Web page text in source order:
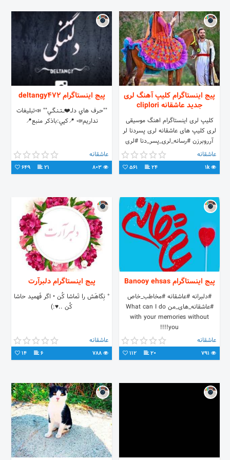
پیج اینستاگرام کلیپ آهنگ لری
جدید عاشقانه cliplori
کلیپ لری اینستاگرام اهنگ موسیقی
لری کلیپ های عاشقانه لری پسردنا لر
آرروبرزن #رسانه_لری_پسر_دنا #لری
#کلیپ_لری #لری_غمگین
#لری_عاشقانه #آهنگ_لری #کلیپ_زیبا
#لری_جدید #دکلمه_لری
عاشقانه
1k
24
561
پیج اینستاگرام deltangy472
""حـرف هاي دلــ❤️ــــتـــنــگــي"" 📣تبليغات
نداريم📣 📍كپي:باذكر منبع📍
عاشقانه
21
649
پیج اینستاگرام Banooy ehsas
#دلبرانه #عاشقانه #مخاطب_خاص
#عاشقانه_های_من What can I do
with your memories without
you!!!!
عاشقانه
20
112
پیج اینستاگرام دلبرآرت
‌° نِگاهَش را تَماشا کُن • اگر فَهمید حاشا
کُن ..♥️:)
عاشقانه
6
14